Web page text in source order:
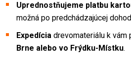
Uprednostňujeme platbu
možná po predchádzajúcej
Expedícia drevomateriálu k vám
Brne alebo vo Frýdku-Místku.